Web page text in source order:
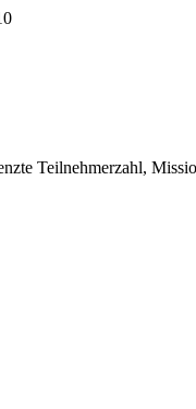
Teilnehmerzahl,